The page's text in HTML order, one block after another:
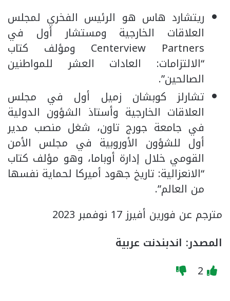
ريتشارد هاس هو الرئيس الفخري لمجلس
العلاقات الخارجية ومستشار أول في
Centerview Partners ومؤلف كتاب
“الالتزامات: العادات العشر للمواطنين
الصالحين”.
تشارلز كوبشان زميل أول في مجلس
العلاقات الخارجية وأستاذ الشؤون الدولية
في جامعة جورج تاون، شغل منصب مدير
أول للشؤون الأوروبية في مجلس الأمن
القومي خلال إدارة أوباما، وهو مؤلف كتاب
“الانعزالية: تاريخ جهود أميركا لحماية نفسها
من العالم”.
مترجم عن فورين أفيرز 17 نوفمبر 2023
المصدر: اندبندنت عربية
2